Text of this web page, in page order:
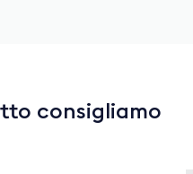
consigliamo